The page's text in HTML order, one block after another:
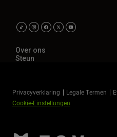
Over ons
Steun
Privacyverklaring Legale Termen
Cookie-Einstellungen